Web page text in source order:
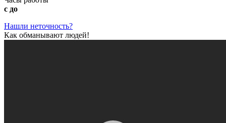
с до
Нашли неточность?
Как обманывают людей!